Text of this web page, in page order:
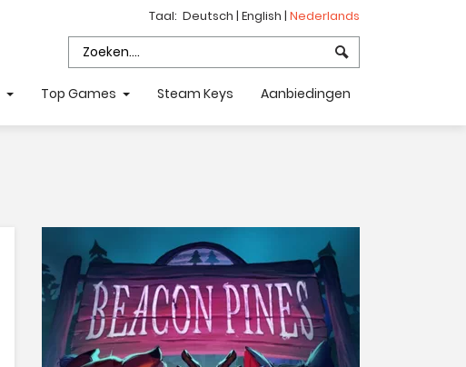
Taal: Deutsch | English | Nederlands
Top Games Steam Keys Aanbiedingen